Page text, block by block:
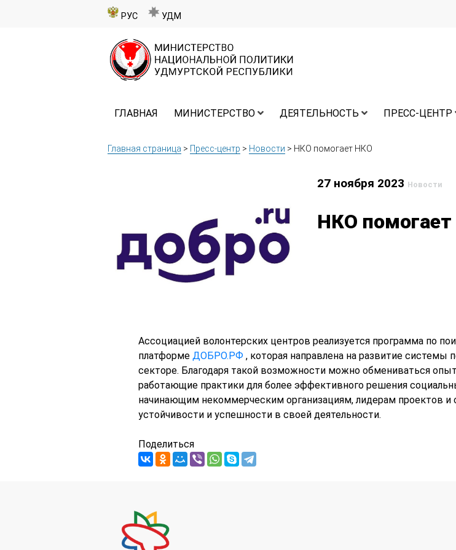
РУС УДМ
ГЛАВНАЯ МИНИСТЕРСТВО ДЕЯТЕЛЬНОСТЬ ПРЕСС-ЦЕНТР
Главная страница > Пресс-центр > Новости > НКО помогает НКО
27 ноября 2023 Новости
НКО
Ассоциацией волонтерских центров реализуется программа по
платформе ДОБРО.РФ, которая направлена на развитие
секторе. Благодаря такой возможности можно обмениваться
работающие практики для более эффективного решения
начинающим некоммерческим организациям, лидерам проектов и
устойчивости и успешности в своей деятельности.
Поделиться